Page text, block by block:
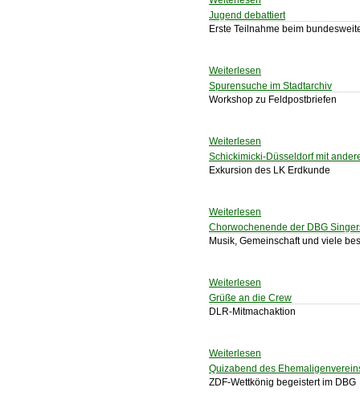
Jugend debattiert
Erste Teilnahme beim
Weiterlesen
Spurensuche im Stadtarchiv
Workshop zu Feldpostbriefen
Weiterlesen
Schickimicki-Düsseldorf mit
Exkursion des LK Erdkunde
Weiterlesen
Chorwochenende der DBG
Musik, Gemeinschaft und viele
Weiterlesen
Grüße an die Crew
DLR-Mitmachaktion
Weiterlesen
Quizabend des
ZDF-Wettkönig begeistert im DBG